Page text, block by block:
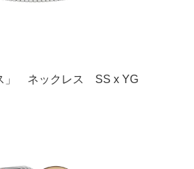
ス」 ネックレス SS x YG